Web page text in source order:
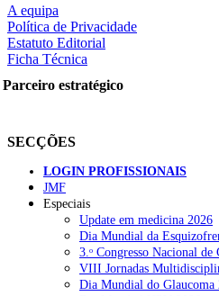
nas redes sociais:
ULS de Coimbra estreia cirurgia
Enfermeiros exigem
Ordem dos Médicos alerta para
Portugal está a formar os médicos
Estudantes de Medicina
A equipa
Política de Privacidade
Estatuto Editorial
Ficha Técnica
Parceiro estratégico
SECÇÕES
LOGIN PROFISSIONAIS
JMF
Especiais
Update em medicina 2026
Dia Mundial da
3.ᵒ Congresso Nacional
VIII Jornadas
Dia Mundial do Glaucoma